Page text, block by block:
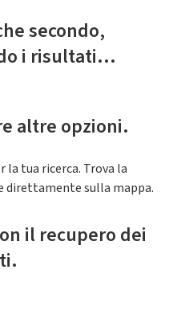
secondo,
i risultati...
altre opzioni.
tua ricerca. Trova la
direttamente sulla mappa.
il recupero dei